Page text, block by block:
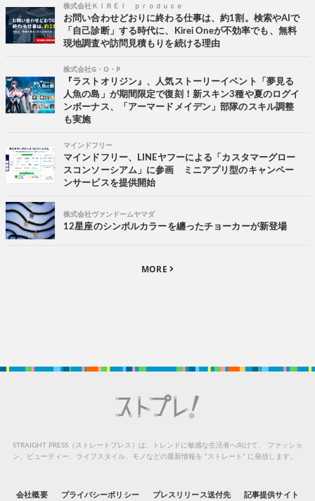
株式会社ＫＩＲＥＩ ｐｒｏｄｕｃｅ
お問い合わせどおりに終わる仕事は、約1割。検索やAIで
「自己診断」する時代に、Kirei Oneが不効率でも、無料
現地調査や訪問見積もりを続ける理由
株式会社G・O・P
『ラストオリジン』、人気ストーリーイベント「夢見る
人魚の島」が期間限定で復刻！新スキン3種や夏のログイ
ンボーナス、「アーマードメイデン」部隊のスキル調整
も実施
マインドフリー
マインドフリー、LINEヤフーによる「カスタマーグロー
スコンソーシアム」に参画 ミニアプリ型のキャンペー
ンサービスを提供開始
株式会社ヴァンドームヤマダ
12星座のシンボルカラーを纏ったチョーカーが新登場
MORE
STRAIGHT PRESS（ストレートプレス）は、トレンドに敏感な生活者へ向けて、
ファッショ
ン、ビューティー、ライフスタイル、モノなどの最新情報を “ストレート” に発信します。
会社概要 プライバシーポリシー プレスリリース送付先 記事提供サイト